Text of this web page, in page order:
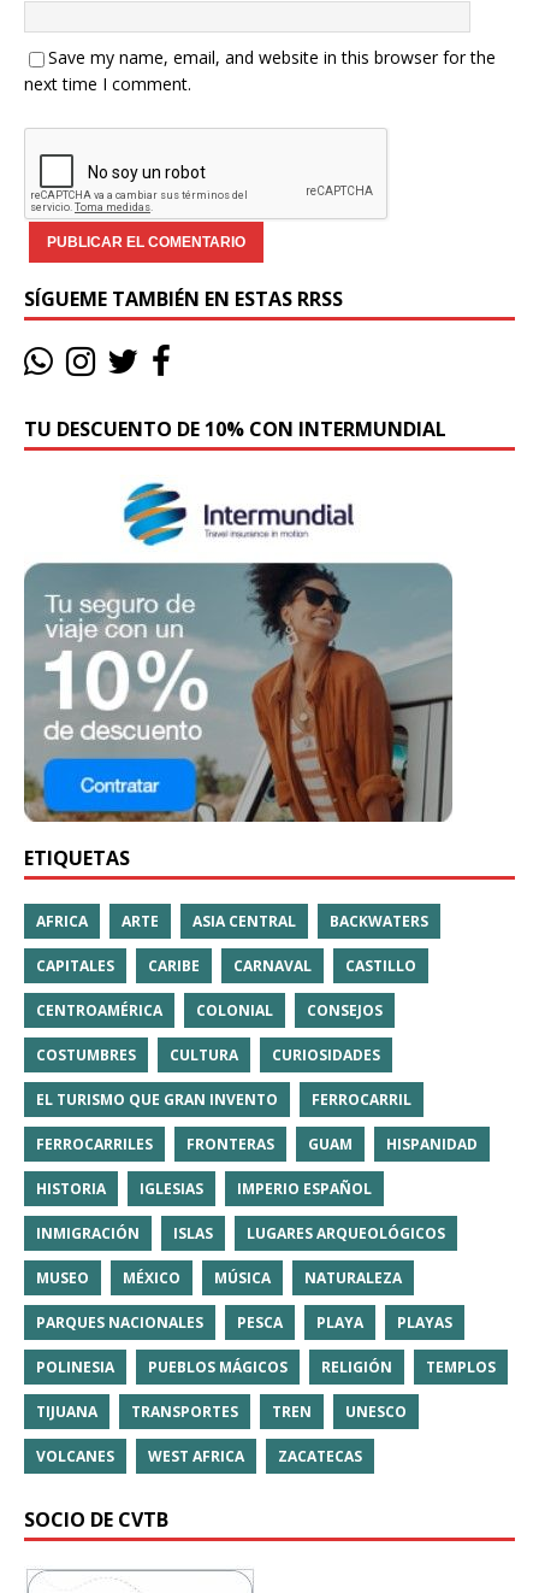
Save my name, email, and website in this browser for the
next time I comment.
SÍGUEME TAMBIÉN EN ESTAS RRSS
TU DESCUENTO DE 10% CON INTERMUNDIAL
ETIQUETAS
AFRICA ARTE ASIA CENTRAL BACKWATERS
CAPITALES CARIBE CARNAVAL CASTILLO
CENTROAMÉRICA COLONIAL CONSEJOS
COSTUMBRES CULTURA CURIOSIDADES
EL TURISMO QUE GRAN INVENTO FERROCARRIL
FERROCARRILES FRONTERAS GUAM HISPANIDAD
HISTORIA IGLESIAS IMPERIO ESPAÑOL
INMIGRACIÓN ISLAS LUGARES ARQUEOLÓGICOS
MUSEO MÉXICO MÚSICA NATURALEZA
PARQUES NACIONALES PESCA PLAYA PLAYAS
POLINESIA PUEBLOS MÁGICOS RELIGIÓN TEMPLOS
TIJUANA TRANSPORTES TREN UNESCO
VOLCANES WEST AFRICA ZACATECAS
SOCIO DE CVTB